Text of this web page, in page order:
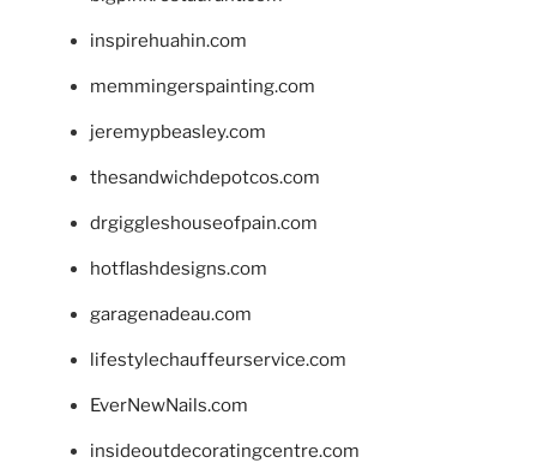
inspirehuahin.com
memmingerspainting.com
jeremypbeasley.com
thesandwichdepotcos.com
drgiggleshouseofpain.com
hotflashdesigns.com
garagenadeau.com
lifestylechauffeurservice.com
EverNewNails.com
insideoutdecoratingcentre.com